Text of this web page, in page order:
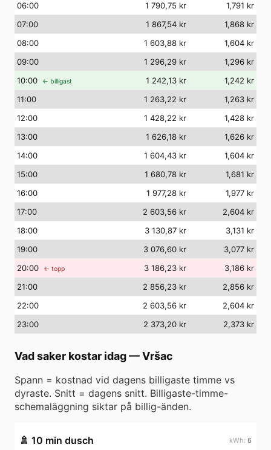
06:00 1 790,75 kr
1,791 kr
07:00 1 867,54 kr
1,868 kr
08:00 1 603,88 kr
1,604 kr
09:00 1 296,29 kr
1,296 kr
10:00 ← billigast 1 242,13 kr
1,242 kr
11:00 1 263,22 kr
1,263 kr
12:00 1 428,22 kr
1,428 kr
13:00 1 626,18 kr
1,626 kr
14:00 1 604,43 kr
1,604 kr
15:00 1 680,78 kr
1,681 kr
16:00 1 977,28 kr
1,977 kr
17:00 2 603,56 kr
2,604 kr
18:00 3 130,87 kr
3,131 kr
19:00 3 076,60 kr
3,077 kr
20:00 ← topp 3 186,23 kr
3,186 kr
21:00 2 856,23 kr
2,856 kr
22:00 2 603,56 kr
2,604 kr
23:00 2 373,20 kr 2,373 kr
Vad saker kostar idag—Vršac
Spann = kostnad vid dagens billigaste timme vs
dyraste. Snitt = dagens snitt. Billigaste-timme-
schemaläggning siktar på billig-änden.
🚿 10 min dusch 6